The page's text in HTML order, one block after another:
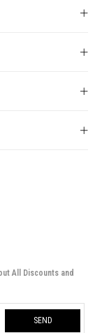
All Discounts and
SEND